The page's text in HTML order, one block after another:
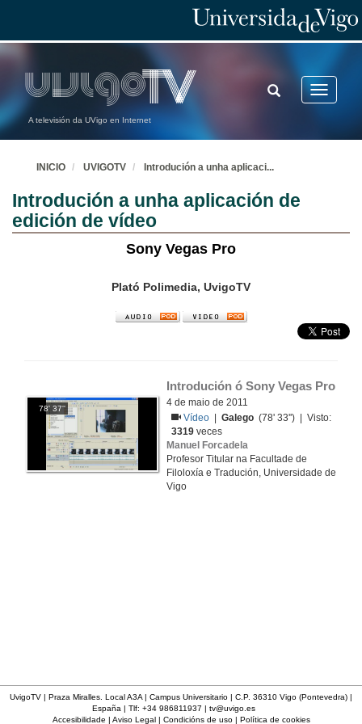
A televisión da UVigo en Internet
Toggle
TOGGLE
SEARCH
INICIO UVIGOTV Introdución a unha aplicaci...
Introdución a unha aplicación de
edición de vídeo
Sony Vegas Pro
Plató Polimedia, UvigoTV
78' 37''
Introdución ó Sony Vegas Pro
4 de maio de 2011
Vídeo
|Galego (78' 33'') | Visto:
3319 veces
Manuel Forcadela
Profesor Titular na Facultade de
Filoloxía e Tradución, Universidade de
Vigo
UvigoTV | Praza Miralles. Local A3A | Campus Universitario | C.P. 36310 Vigo (Pontevedra) |
España | Tlf: +34 986811937 | tv@uvigo.es
Accesibilidade | Aviso Legal| Condicións de uso| Política de cookies